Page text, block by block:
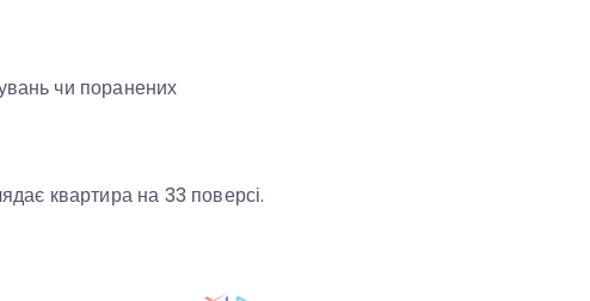
чи поранених
квартира на 33 поверсі.